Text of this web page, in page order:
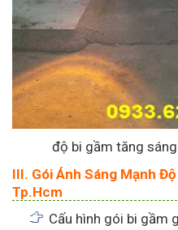
độ bi gầm tăng
III. Gói Ánh Sáng Mạnh
Tp.Hcm
Cấu hình gói bi gầm